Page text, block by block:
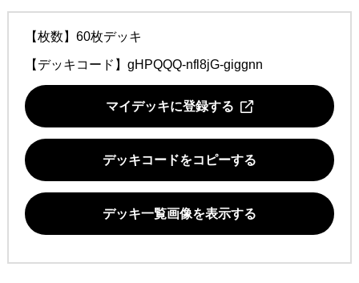
【枚数】60枚デッキ
【デッキコード】 gHPQQQ-nfl8jG-giggnn
マイデッキに登録する
デッキコードをコピーする
デッキ一覧画像を表示する